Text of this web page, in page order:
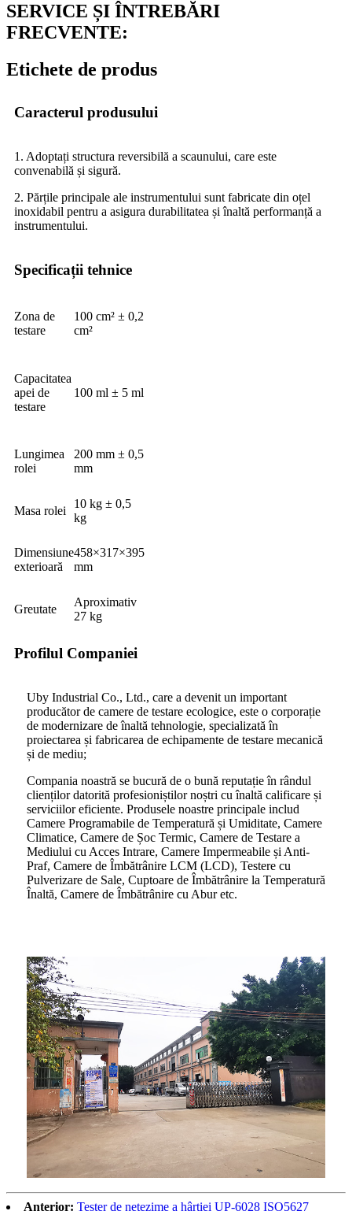
SERVICE ȘI ÎNTREBĂRI
FRECVENTE:
Etichete de produs
Caracterul produsului
1. Adoptați structura reversibilă a scaunului, care este
convenabilă și sigură.
2. Părțile principale ale instrumentului sunt fabricate din oțel
inoxidabil pentru a asigura durabilitatea și înaltă performanță a
instrumentului.
Specificații tehnice
Zona de
testare
100 cm² ± 0,2
cm²
Capacitatea
apei de
testare
100 ml ± 5 ml
Lungimea
rolei
200 mm ± 0,5
mm
Masa rolei
10 kg ± 0,5
kg
Dimensiune
exterioară
458×317×395
mm
Greutate
Aproximativ
27 kg
Profilul Companiei
Uby Industrial Co., Ltd., care a devenit un important
producător de camere de testare ecologice, este o corporație
de modernizare de înaltă tehnologie, specializată în
proiectarea și fabricarea de echipamente de testare mecanică
și de mediu;
Compania noastră se bucură de o bună reputație în rândul
clienților datorită profesioniștilor noștri cu înaltă calificare și
serviciilor eficiente. Produsele noastre principale includ
Camere Programabile de Temperatură și Umiditate, Camere
Climatice, Camere de Șoc Termic, Camere de Testare a
Mediului cu Acces Intrare, Camere Impermeabile și Anti-
Praf, Camere de Îmbătrânire LCM (LCD), Testere cu
Pulverizare de Sale, Cuptoare de Îmbătrânire la Temperatură
Înaltă, Camere de Îmbătrânire cu Abur etc.
Anterior: Tester de netezime a hârtiei UP-6028 ISO5627